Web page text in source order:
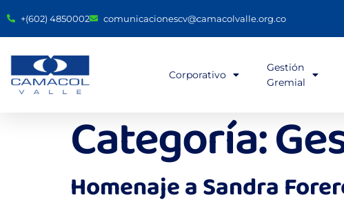
+(602) 4850002 comunicacionescv@camacolvalle.org.co
Corporativo
Gestión
Gremial
Categoría:
Homenaje a Sandra